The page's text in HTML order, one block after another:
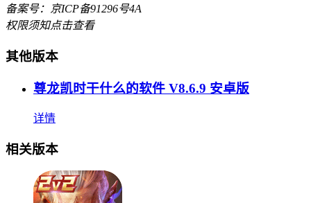
备案号：京ICP备91296号4A
权限须知点击查看
其他版本
尊龙凯时干什么的软件 V8.6.9 安卓版
详情
相关版本